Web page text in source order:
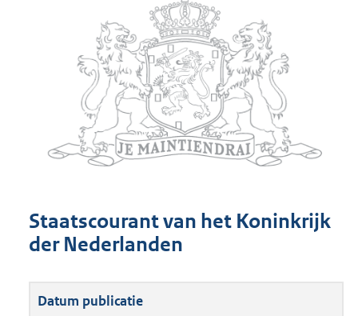
Staatscourant van het Koninkrijk
der Nederlanden